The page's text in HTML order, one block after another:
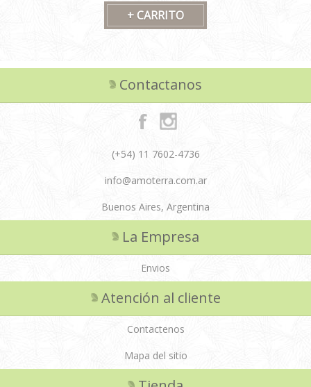
Contactanos
(+54) 11 7602-4736
info@amoterra.com.ar
Buenos Aires, Argentina
La Empresa
Envios
Atención al cliente
Contactenos
Mapa del sitio